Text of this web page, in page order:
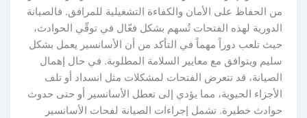
الحفاظ على الأمان والكفاءة التشغيلية للمرافق. فالصيانة
لهذه الفتحات تُسهم بشكل فعّال في توقّي الحوادث،
تلعب دوراً مهماً في التأكد من أن الأسانسير يعمل بشكل
ويتوافق مع معايير السلامة المطلوبة. في حال إهمال
قد تتعرض الفتحات لمشكلات مثل انسداد أو تلف
الحيوية، مما يؤدي إلى تعطل الأسانسير أو حتى حدوث
خطيرة. تشمل إجراءات الصيانة لفحات الأسانسير